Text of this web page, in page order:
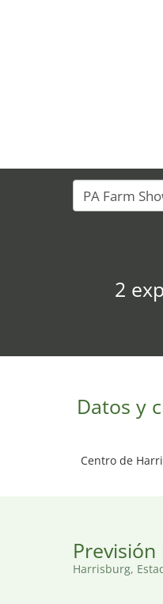
2
Datos y
Centro de
Harrisburg,